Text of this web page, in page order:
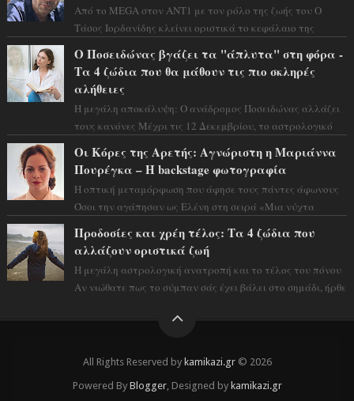
Από το MEGA στον ΑΝΤ1 με τον ρόλο της ζωής του Ο
Τάσος Ιορδανίδης κλείνει οριστικά το κεφάλαιο της
Ο Ποσειδώνας βγάζει τα "άπλυτα" στη φόρα -
Τα 4 ζώδια που θα μάθουν τις πιο σκληρές
αλήθειες
Η μεγάλη αποκάλυψη: Ο ανάδρομος Ποσειδώνας αλλάζει
τους κανόνες Μέχρι τις 12 Δεκεμβρίου, το αστρολογικό
Οι Κόρες της Αρετής: Αγνώριστη η Μαριάννα
Πουρέγκα – H backstage φωτογραφία
Η οπτική μεταμόρφωση που άφησε τους πάντες άφωνους
Όσοι την αγάπησαν ως Ελένη στη σειρά «Μια νύχτα
Προδοσίες και χρέη τέλος: Τα 4 ζώδια που
αλλάζουν οριστικά ζωή
Η μεγάλη αστρολογική ανατροπή και το τέλος του πόνου
Αν νιώθατε πως το σύμπαν σάς έχει βάλει στο σημάδι, ήρθε
All Rights Reserved by kamikazi.gr© 2026
Powered By Blogger, Designed by kamikazi.gr